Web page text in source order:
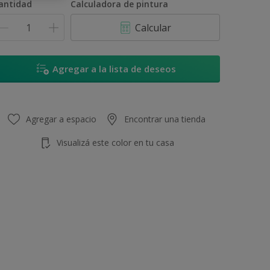
Calculadora de pintura
Calcular
Agregar a la lista de deseos
Agregar a espacio Encontrar una tienda
Visualizá este color en tu casa